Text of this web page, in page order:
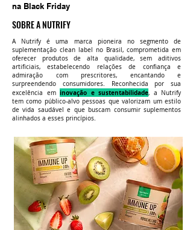
na Black Friday
SOBRE A NUTRIFY
A Nutrify é uma marca pioneira no segmento de
suplementação clean label no Brasil, comprometida em
oferecer produtos de alta qualidade, sem aditivos
artificiais, estabelecendo relações de confiança e
admiração com prescritores, encantando e
surpreendendo consumidores. Reconhecida por sua
excelência em inovação e sustentabilidade, a Nutrify
tem como público-alvo pessoas que valorizam um estilo
de vida saudável e que buscam consumir suplementos
alinhados a esses princípios.